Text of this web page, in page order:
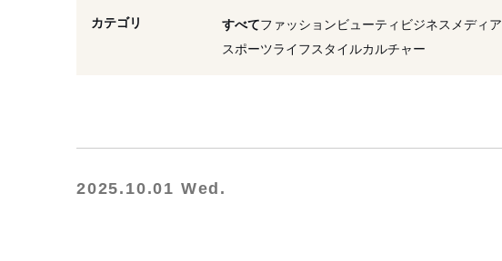
#2019年オープン
#オープン #専門店
#日本初
#ドーナツ
カテゴリ すべてファッションビューティ ビジネス メディア
スポーツライフスタイルカルチャー
2025.10.01 Wed.